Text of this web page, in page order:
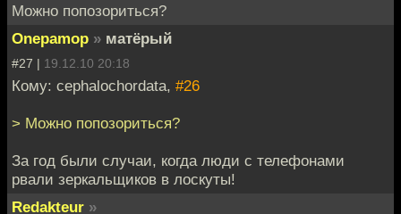
Можно попозориться?
Onepamop » матёрый
#27 | 19.12.10 20:18
Кому: cephalochordata, #26
> Можно попозориться?
За год были случаи, когда люди с телефонами
рвали зеркальщиков в лоскуты!
Redakteur »